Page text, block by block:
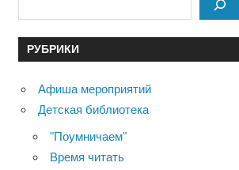
РУБРИКИ
Афиша мероприятий
Детская библиотека
"Поумничаем"
Время читать